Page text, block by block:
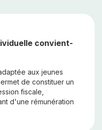
convient-
aux jeunes
de constituer un
fiscale,
d'une rémunération